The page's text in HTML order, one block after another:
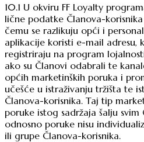
10.1 U okviru FF Loyalty
lične podatke Članova-
čemu se razlikuju opći i
aplikacije koristi e-mail adresu,
registriraju na program
ako su Članovi odabrali te
općih marketinških poruka i
učešće u istraživanju tržišta te
Članova-korisnika. Taj tip
poruke istog sadržaja šalju
odnosno poruke nisu
ili grupe Članova-korisnika.